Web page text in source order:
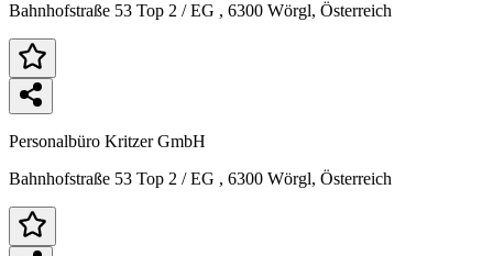
Bahnhofstraße 53 Top 2 / EG , 6300 Wörgl, Österreich
Personalbüro Kritzer GmbH
Bahnhofstraße 53 Top 2 / EG , 6300 Wörgl, Österreich